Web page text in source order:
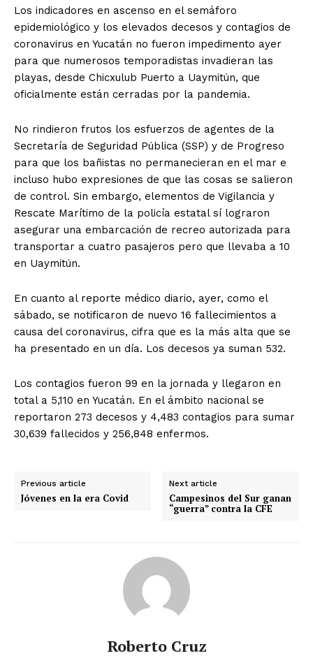
Los indicadores en ascenso en el semáforo
epidemiológico y los elevados decesos y contagios de
coronavirus en Yucatán no fueron impedimento ayer
para que numerosos temporadistas invadieran las
playas, desde Chicxulub Puerto a Uaymitún, que
oficialmente están cerradas por la pandemia.
No rindieron frutos los esfuerzos de agentes de la
Secretaría de Seguridad Pública (SSP) y de Progreso
para que los bañistas no permanecieran en el mar e
incluso hubo expresiones de que las cosas se salieron
de control. Sin embargo, elementos de Vigilancia y
Rescate Marítimo de la policía estatal sí lograron
asegurar una embarcación de recreo autorizada para
transportar a cuatro pasajeros pero que llevaba a 10
en Uaymitún.
En cuanto al reporte médico diario, ayer, como el
sábado, se notificaron de nuevo 16 fallecimientos a
causa del coronavirus, cifra que es la más alta que se
ha presentado en un día. Los decesos ya suman 532.
Los contagios fueron 99 en la jornada y llegaron en
total a 5,110 en Yucatán. En el ámbito nacional se
reportaron 273 decesos y 4,483 contagios para sumar
30,639 fallecidos y 256,848 enfermos.
Previous article
Jóvenes en la era Covid
Next article
Campesinos del Sur ganan
“guerra” contra la CFE
Roberto Cruz